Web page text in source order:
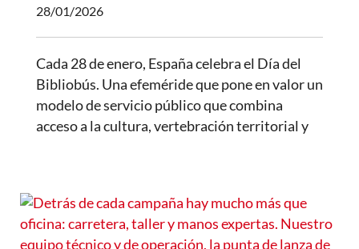
28/01/2026
Cada 28 de enero, España celebra el Día del
Bibliobús. Una efeméride que pone en valor un
modelo de servicio público que combina
acceso a la cultura, vertebración territorial y